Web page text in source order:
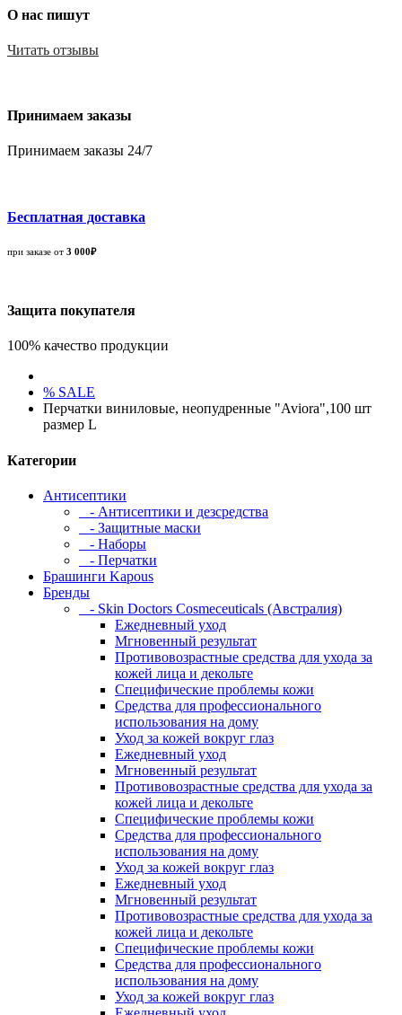
О нас пишут
Читать отзывы
Принимаем заказы
Принимаем заказы 24/7
Бесплатная доставка
при заказе от 3 000₽
Защита покупателя
100% качество продукции
% SALE
Перчатки виниловые, неопудренные "Aviora",100 шт
размер L
Категории
Антисептики
- Антисептики и дезсредства
- Защитные маски
- Наборы
- Перчатки
Брашинги Kapous
Бренды
- Skin Doctors Cosmeceuticals (Австралия)
Ежедневный уход
Мгновенный результат
Противовозрастные средства для ухода за
кожей лица и декольте
Специфические проблемы кожи
Средства для профессионального
использования на дому
Уход за кожей вокруг глаз
Ежедневный уход
Мгновенный результат
Противовозрастные средства для ухода за
кожей лица и декольте
Специфические проблемы кожи
Средства для профессионального
использования на дому
Уход за кожей вокруг глаз
Ежедневный уход
Мгновенный результат
Противовозрастные средства для ухода за
кожей лица и декольте
Специфические проблемы кожи
Средства для профессионального
использования на дому
Уход за кожей вокруг глаз